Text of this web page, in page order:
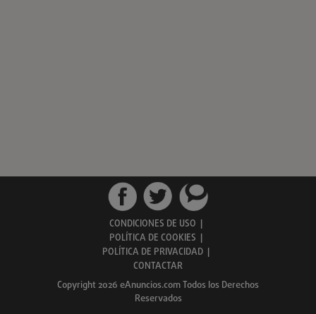
CONDICIONES DE USO |
POLÍTICA DE COOKIES |
POLÍTICA DE PRIVACIDAD |
CONTACTAR
Copyright 2026 eAnuncios.com Todos los Derechos
Reservados